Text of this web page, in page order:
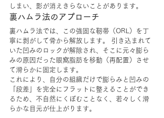
しまい、影が消えきらないことがあります。
裏ハムラ法のアプローチ
裏ハムラ法では、この強固な靭帯（ORL）を丁
寧に剥がして骨から解放します。 引き込まれて
いた凹みのロックが解除され、そこに元々膨ら
みの原因だった眼窩脂肪を移動（再配置）させ
て滑らかに固定します。
これにより、自分の組織だけで膨らみと凹みの
「段差」を完全にフラットに整えることができ
るため、不自然にくぼむことなく、若々しく滑
らかな目元が仕上がります。